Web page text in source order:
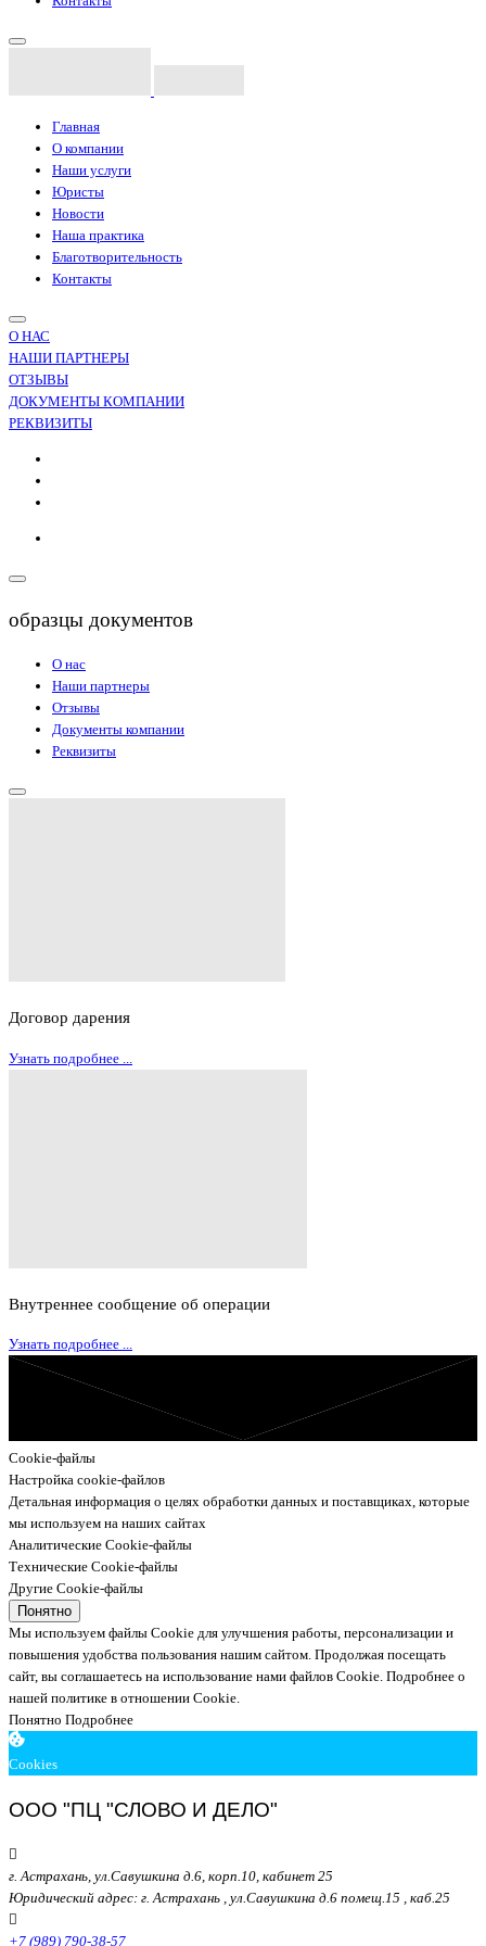
Главная
О компании
Наши услуги
Юристы
Новости
Наша практика
Благотворительность
Контакты
О НАС
НАШИ ПАРТНЕРЫ
ОТЗЫВЫ
ДОКУМЕНТЫ КОМПАНИИ
РЕКВИЗИТЫ
образцы документов
О нас
Наши партнеры
Отзывы
Документы компании
Реквизиты
Договор дарения
Узнать подробнее ...
Внутреннее сообщение об операции
Узнать подробнее ...
Cookie-файлы
Настройка cookie-файлов
Детальная информация о целях обработки данных и поставщиках, которые
мы используем на наших сайтах
Аналитические Cookie-файлы
Технические Cookie-файлы
Другие Cookie-файлы
Понятно
Мы используем файлы Cookie для улучшения работы, персонализации и
повышения удобства пользования нашим сайтом. Продолжая посещать
сайт, вы соглашаетесь на использование нами файлов Cookie. Подробнее о
нашей политике в отношении Cookie.
Понятно Подробнее
Cookies
ООО "ПЦ "СЛОВО И ДЕЛО"
г. Астрахань, ул.Савушкина д.6, корп.10, кабинет 25
Юридический адрес: г. Астрахань , ул.Савушкина д.6 помещ.15 , каб.25
+7 (989) 790-38-57